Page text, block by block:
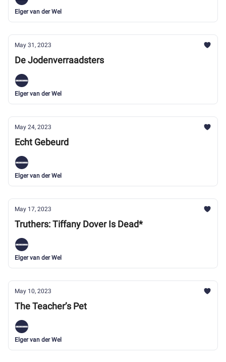
Elger van der Wel
May 31, 2023
De Jodenverraadsters
Elger van der Wel
May 24, 2023
Echt Gebeurd
Elger van der Wel
May 17, 2023
Truthers: Tiffany Dover Is Dead*
Elger van der Wel
May 10, 2023
The Teacher’s Pet
Elger van der Wel